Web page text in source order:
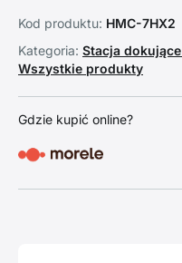
Kod produktu: HMC-7HX2
Kategoria: Stacja dokujące
Wszystkie produkty
Gdzie kupić online?